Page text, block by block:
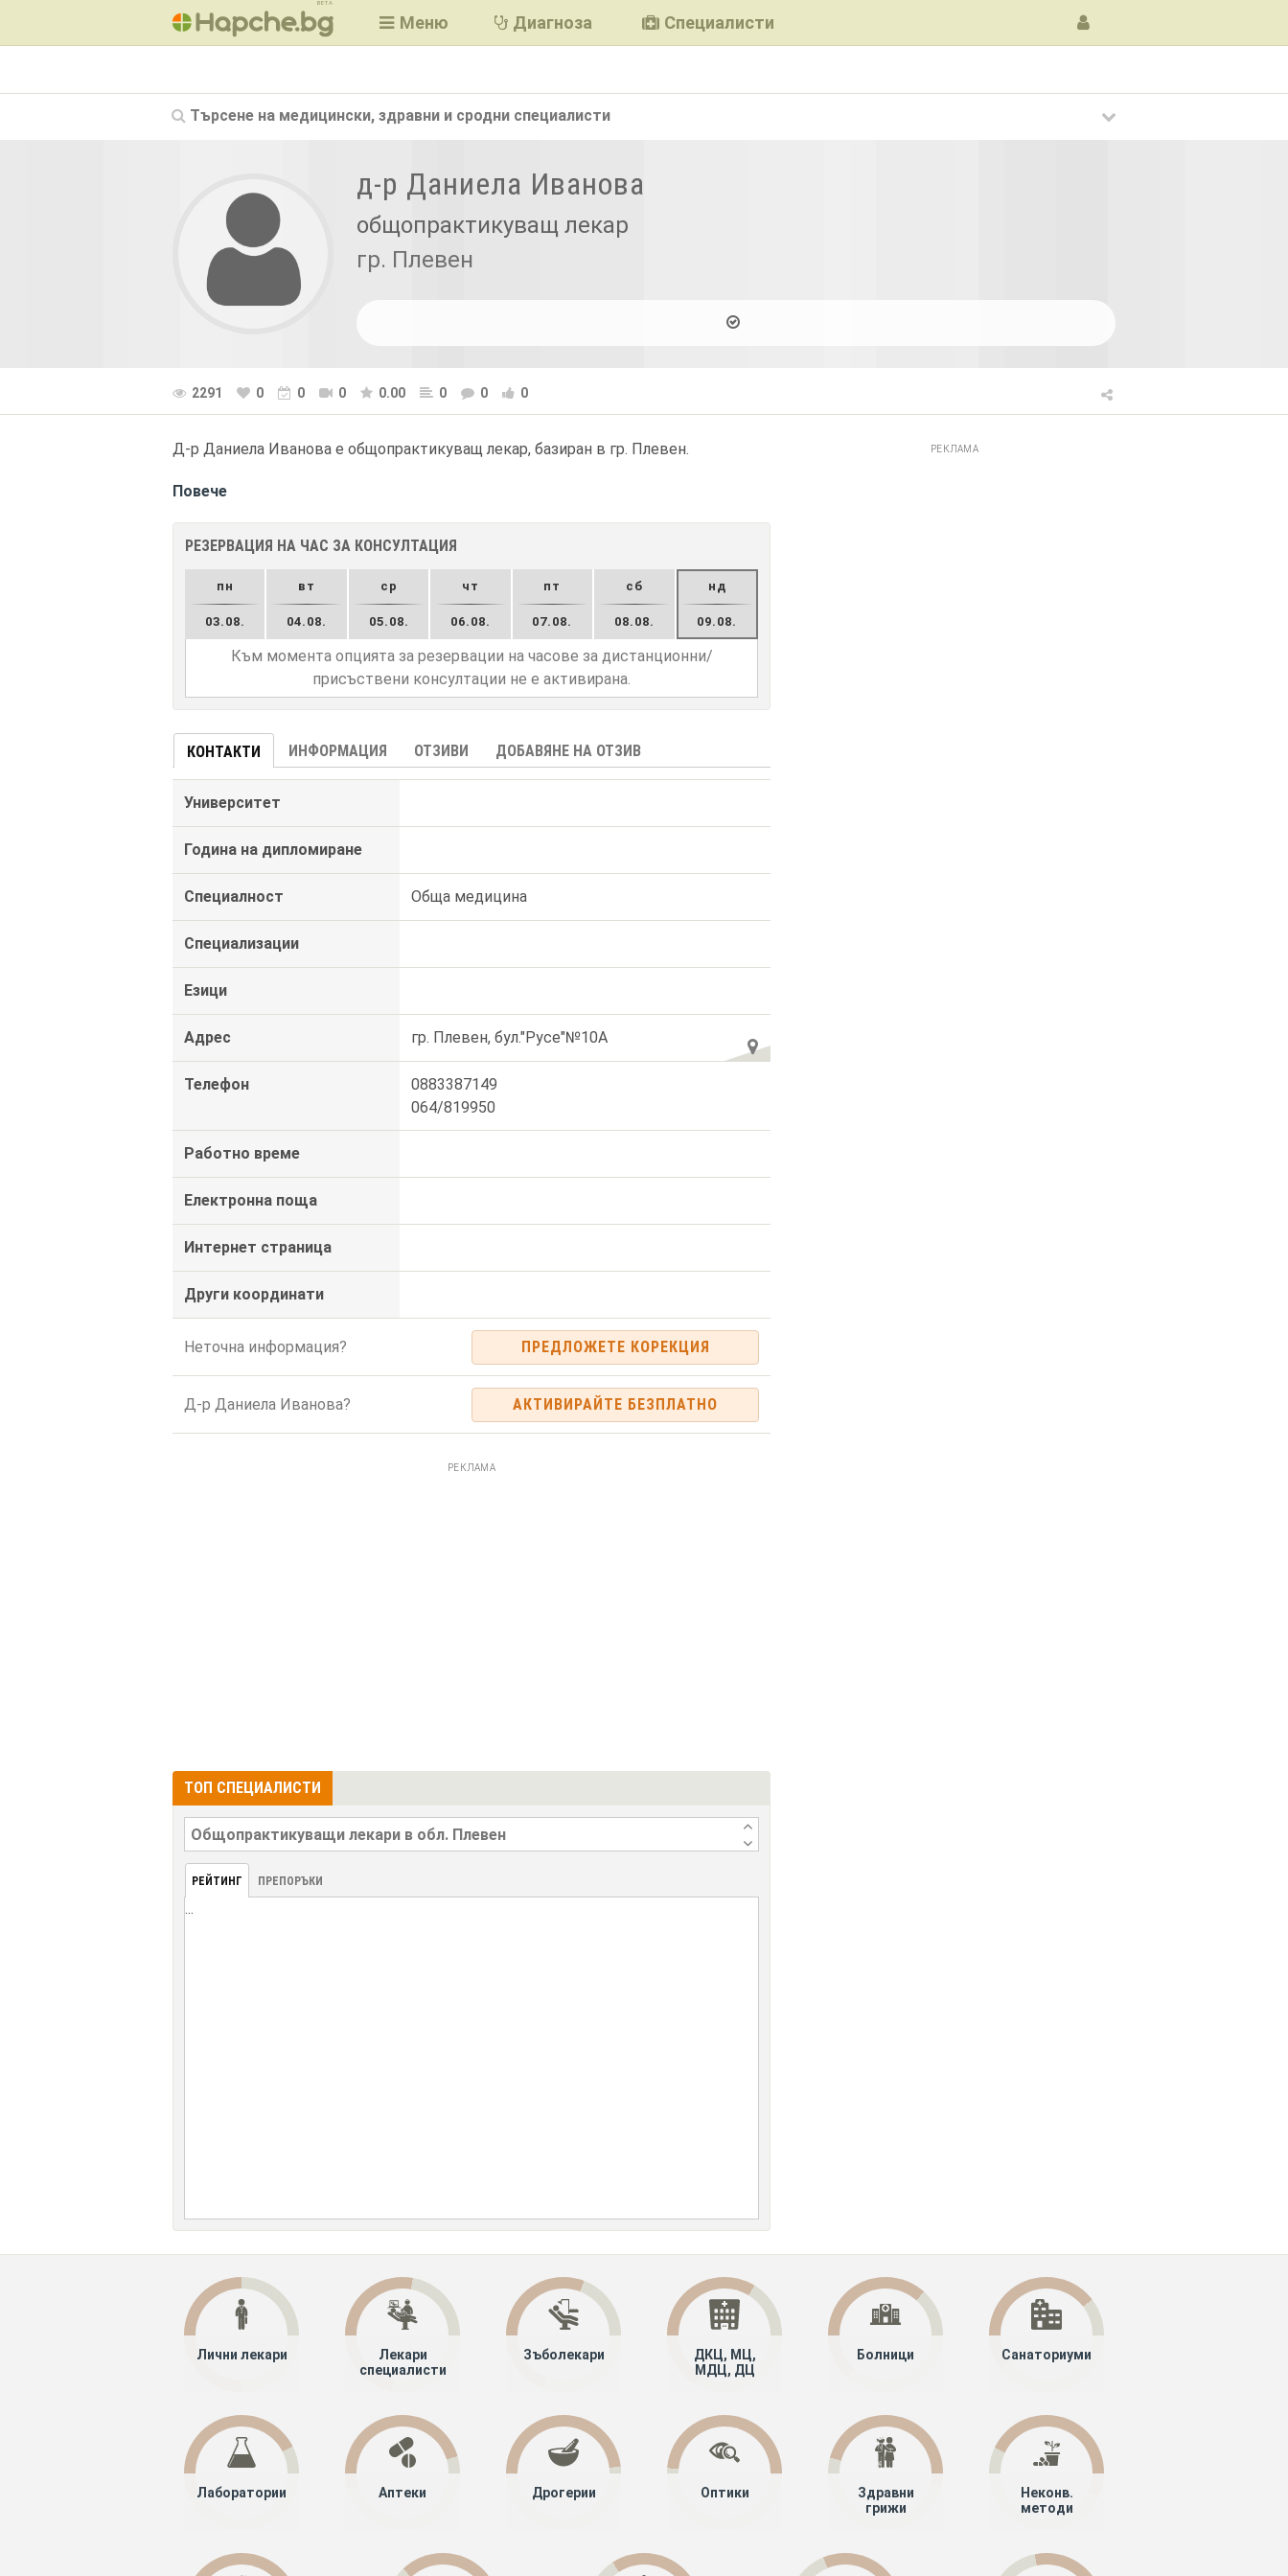
BETA
Меню Диагноза Специалисти
Търсене на медицински, здравни и сродни специалисти
д-р Даниела Иванова
общопрактикуващ лекар
гр. Плевен
2291 0 0 0 0.00 0 0 0
Д-р Даниела Иванова е общопрактикуващ лекар, базиран в гр. Плевен.
Повече
РЕЗЕРВАЦИЯ НА ЧАС ЗА КОНСУЛТАЦИЯ
пн
03.08.
вт
04.08.
ср
05.08.
чт
06.08.
пт
07.08.
сб
08.08.
нд
09.08.
Към момента опцията за резервации на часове за дистанционни/
присъствени консултации не е активирана.
КОНТАКТИ ИНФОРМАЦИЯ ОТЗИВИ ДОБАВЯНЕ НА ОТЗИВ
Университет
Година на дипломиране
Специалност Обща медицина
Специализации
Езици
Адрес гр. Плевен, бул."Русе"№10А
Телефон
0883387149
064/819950
Работно време
Електронна поща
Интернет страница
Други координати
Неточна информация? ПРЕДЛОЖЕТЕ КОРЕКЦИЯ
Д-р Даниела Иванова? АКТИВИРАЙТЕ БЕЗПЛАТНО
РЕКЛАМА
ТОП СПЕЦИАЛИСТИ
РЕЙТИНГ ПРЕПОРЪКИ
...
РЕКЛАМА
Лични лекари
Лекари
специалисти
Зъболекари
ДКЦ, МЦ,
МДЦ, ДЦ
Болници Санаториуми
Лаборатории Аптеки Дрогерии Оптики
Здравни
грижи
Неконв.
методи